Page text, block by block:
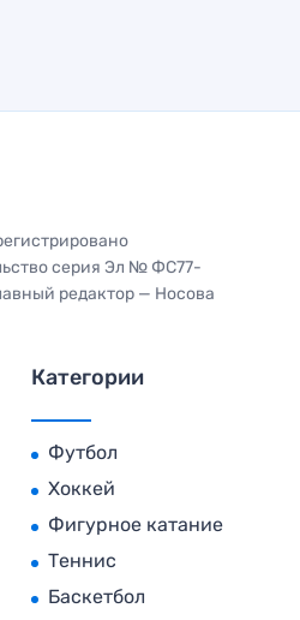
серия Эл № ФС77-
редактор — Носова
Категории
Футбол
Хоккей
Фигурное катание
Теннис
Баскетбол